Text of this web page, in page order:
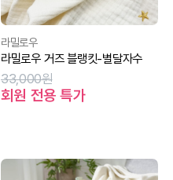
라밀로우
라밀로우 거즈 블랭킷-별달자수
33,000원
회원 전용 특가